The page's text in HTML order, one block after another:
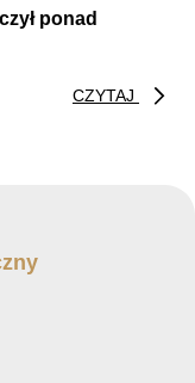
ponad
CZYTAJ